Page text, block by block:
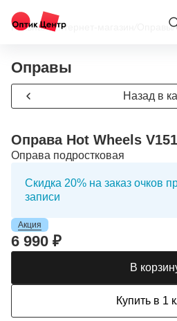
Главная/Интернет-магазин Оправы/
Оправы
Назад в
Оправа Hot Wheels
Оправа подростковая
Скидка 20% на заказ очков
записи
Акция
6 990 ₽
В
Купить в 1